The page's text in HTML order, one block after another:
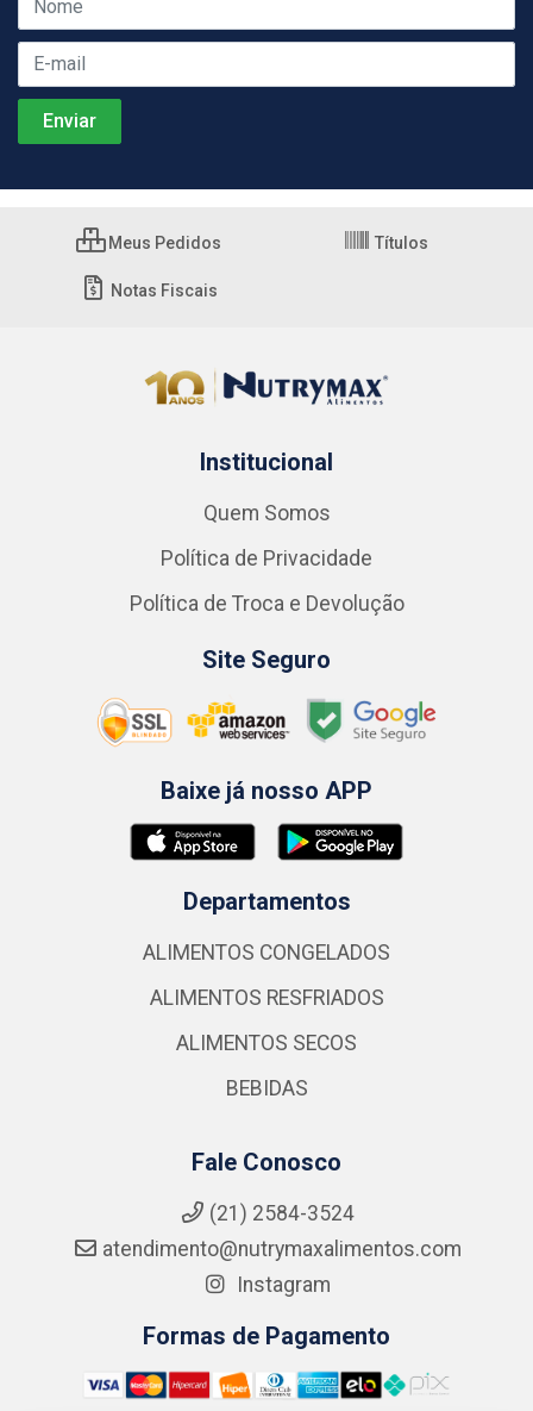
Meus Pedidos Títulos
Notas Fiscais
Institucional
Quem Somos
Política de Privacidade
Política de Troca e Devolução
Site Seguro
Baixe já nosso APP
Departamentos
ALIMENTOS CONGELADOS
ALIMENTOS RESFRIADOS
ALIMENTOS SECOS
BEBIDAS
Fale Conosco
(21) 2584-3524
atendimento@nutrymaxalimentos.com
Instagram
Formas de Pagamento